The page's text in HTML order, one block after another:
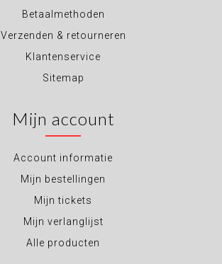
Betaalmethoden
Verzenden & retourneren
Klantenservice
Sitemap
Mijn account
Account informatie
Mijn bestellingen
Mijn tickets
Mijn verlanglijst
Alle producten